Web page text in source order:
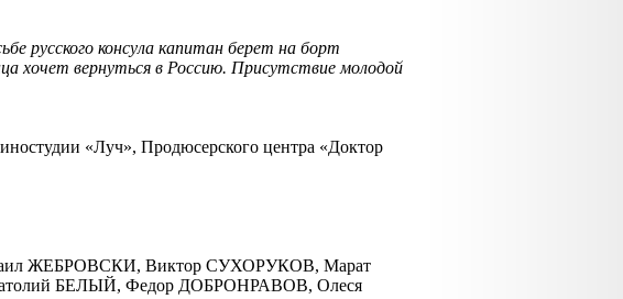
русского консула капитан берет на борт
хочет вернуться в Россию. Присутствие молодой
«Луч», Продюсерского центра «Доктор
ЖЕБРОВСКИ, Виктор СУХОРУКОВ, Марат
БЕЛЫЙ, Федор ДОБРОНРАВОВ, Олеся